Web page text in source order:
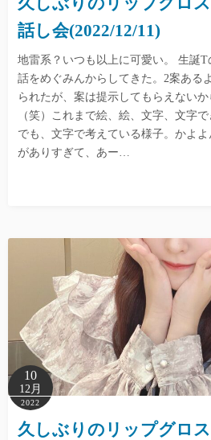
話し会(2022/12/11)
地雷系？いつも以上に可愛い。 生誕
話をめぐみんからしてきた。2案ある
られたが、案は提示してもらえない
（笑）これまで絵、絵、文字、文字
でも、文字で考えている様子。かよ
がありすぎて、あー…
10
12月
2022
久しぶりのリップグロ